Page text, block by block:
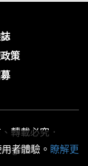
策
轉載必究．
Ltd.
者體驗。 瞭解更